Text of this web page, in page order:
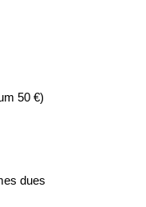
50 €)
dues